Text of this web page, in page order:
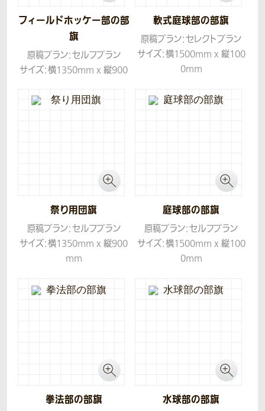
フィールドホッケー部の部
旗
原稿プラン：セルフプラン
サイズ：横1350mm x 縦900
生地：ツイル
軟式庭球部の部旗
原稿プラン：セレクトプラン
サイズ：横1500mm x 縦100
0mm
祭り用団旗
原稿プラン：セルフプラン
サイズ：横1350mm x 縦900
mm
庭球部の部旗
原稿プラン：セルフプラン
サイズ：横1500mm x 縦100
0mm
拳法部の部旗 水球部の部旗